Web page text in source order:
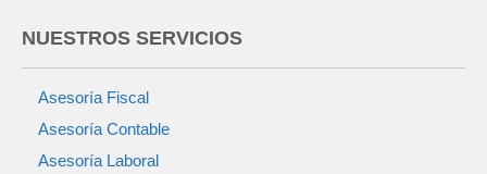
NUESTROS SERVICIOS
Asesoría Fiscal
Asesoría Contable
Asesoría Laboral